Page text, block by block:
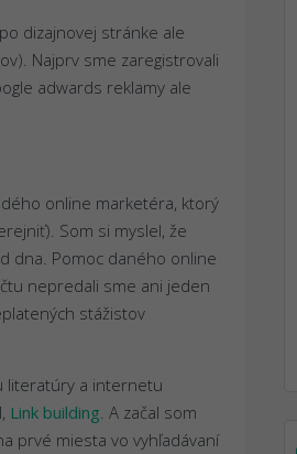
dizajnovej stránke ale
Najprv sme zaregistrovali
adwards reklamy ale
online marketéra, ktorý
Som si myslel, že
dna. Pomoc daného online
nepredali sme ani jeden
stážistov
literatúry a internetu
Link building . A začal som
prvé miesta vo vyhľadávaní